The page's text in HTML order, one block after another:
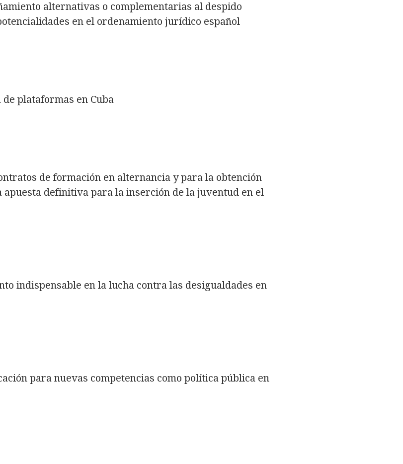
alternativas o complementarias al despido
en el ordenamiento jurídico español
plataformas en Cuba
de formación en alternancia y para la obtención
apuesta definitiva para la inserción de la juventud en el
indispensable en la lucha contra las desigualdades en
para nuevas competencias como política pública en